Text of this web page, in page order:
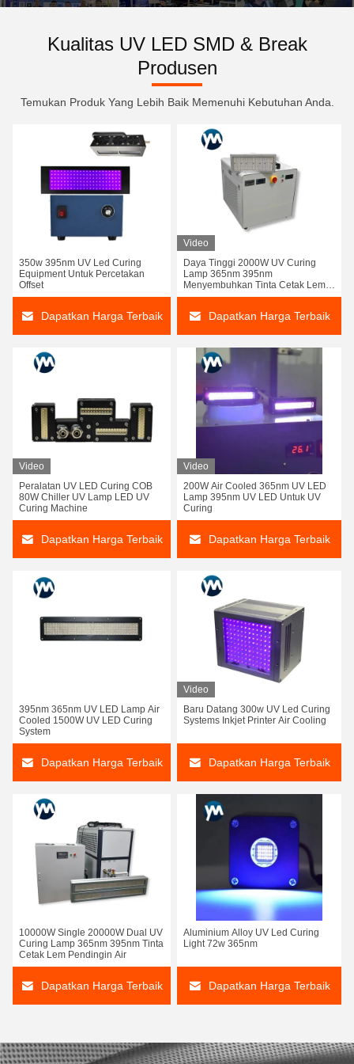
Kualitas UV LED SMD & Break
Produsen
Temukan Produk Yang Lebih Baik Memenuhi Kebutuhan Anda.
350w 395nm UV Led Curing
Equipment Untuk Percetakan
Offset
Dapatkan Harga Terbaik
Video
Daya Tinggi 2000W UV Curing
Lamp 365nm 395nm
Menyembuhkan Tinta Cetak Lem
Pendingin Air
Dapatkan Harga Terbaik
Video
Peralatan UV LED Curing COB
80W Chiller UV Lamp LED UV
Curing Machine
Dapatkan Harga Terbaik
Video
200W Air Cooled 365nm UV LED
Lamp 395nm UV LED Untuk UV
Curing
Dapatkan Harga Terbaik
395nm 365nm UV LED Lamp Air
Cooled 1500W UV LED Curing
System
Dapatkan Harga Terbaik
Video
Baru Datang 300w UV Led Curing
Systems Inkjet Printer Air Cooling
Dapatkan Harga Terbaik
10000W Single 20000W Dual UV
Curing Lamp 365nm 395nm Tinta
Cetak Lem Pendingin Air
Dapatkan Harga Terbaik
Aluminium Alloy UV Led Curing
Light 72w 365nm
Dapatkan Harga Terbaik